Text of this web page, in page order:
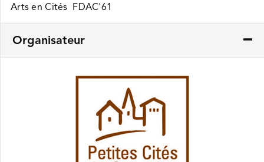
Arts en Cités FDAC'61
Organisateur